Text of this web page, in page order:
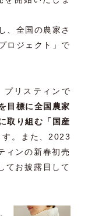
、 全国の農家さ
ジェクト」 で
プリスティンで
目標に全国農家
取り組む「国産
。また、 2023
ィンの新春初売
てお披露目して